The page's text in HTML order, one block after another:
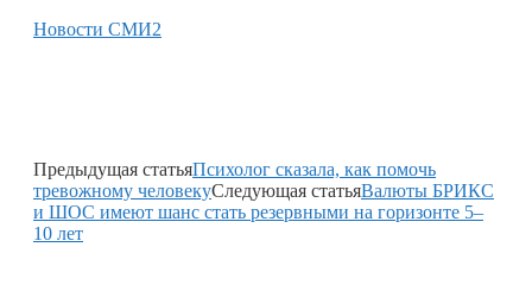
Новости СМИ2
Предыдущая статьяПсихолог сказала, как помочь
тревожному человекуСледующая статьяВалюты БРИКС
и ШОС имеют шанс стать резервными на горизонте 5–
10 лет